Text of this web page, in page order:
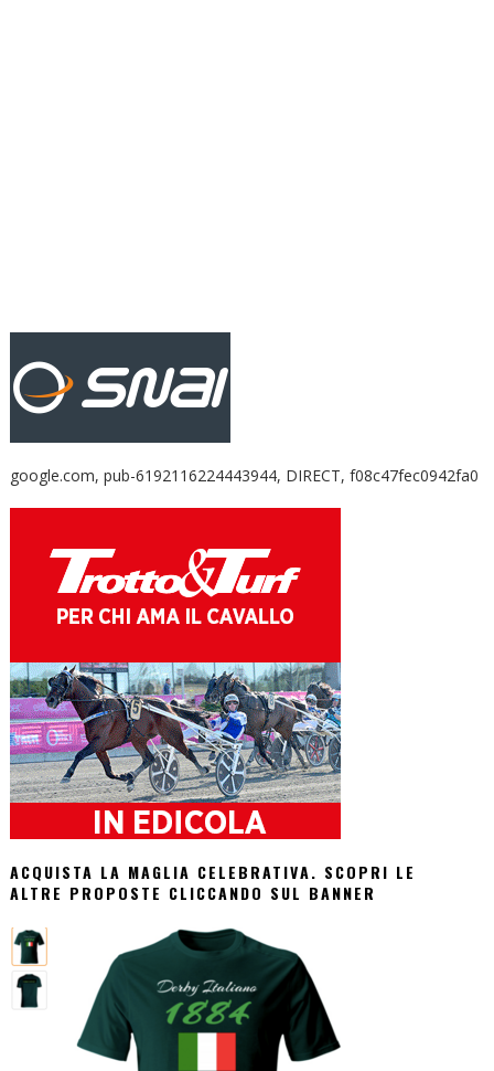
google.com, pub-6192116224443944, DIRECT, f08c47fec0942fa0
ACQUISTA LA MAGLIA CELEBRATIVA. SCOPRI LE
ALTRE PROPOSTE CLICCANDO SUL BANNER